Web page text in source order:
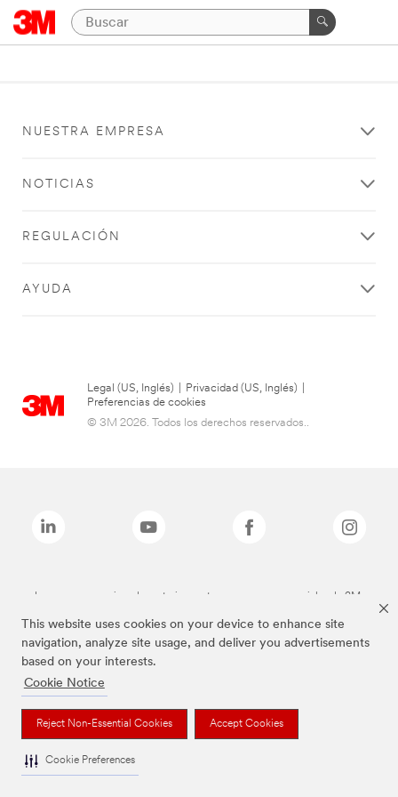
This website uses cookies on your device to enhance site
navigation, analyze site usage, and deliver you advertisements
based on your interests.
Cookie Notice
Reject Non-Essential Cookies Accept Cookies
Cookie Preferences
NUESTRA EMPRESA
NOTICIAS
REGULACIÓN
AYUDA
Legal (US, Inglés) Privacidad (US, Inglés)
Preferencias de cookies
© 3M 2026. Todos los derechos reservados..
Las marcas mencionadas anteriormente son marcas comerciales de 3M.